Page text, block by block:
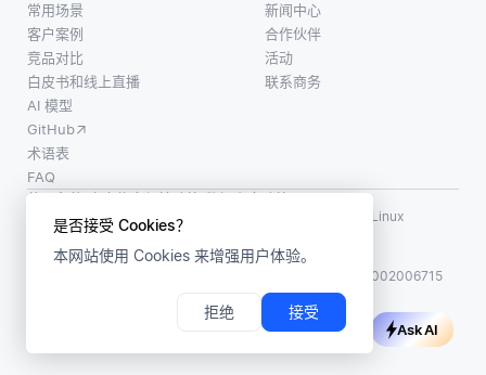
是否接受 Cookies？
本网站使用 Cookies 来增强用户体验。
拒绝 接受
常用场景
客户案例
竞品对比
白皮书和线上直播
AI 模型
GitHub
术语表
FAQ
新闻中心
合作伙伴
活动
联系商务
使用条款·个人信息保护政策·数据安全政策
LF AI、LF AI & Data、Milvus，以及相关的开源项目名称为 Linux
Foundation 所有商标
版权所有 ©2026 上海赜睿信息科技有限公司保留所有权利
沪公网安备31011002006715
Ask AI